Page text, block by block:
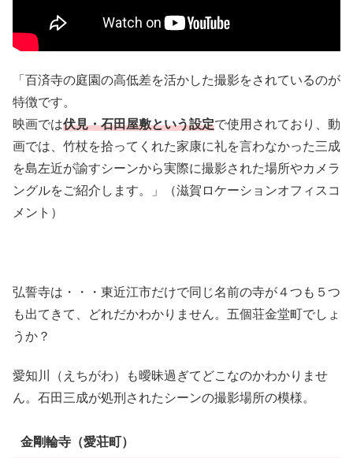
「百済寺の庭園の高低差を活かした撮影をされているのが
特徴です。
映画では伏見・石田屋敷という設定で使用されており、動
画では、竹杖を拾ってくれた家康に礼を言わなかった三成
を島左近が諭すシーンから実際に撮影された場所やカメラ
ングルをご紹介します。」（滋賀ロケーションオフィスコ
メント）
弘誓寺は・・・東近江市だけで同じ名前の寺が４つも５つ
も出てきて、どれだかわかりません。五個荘金堂町でしょ
うか？
愛知川（えちがわ）も曖昧過ぎてどこなのかわかりませ
ん。石田三成が処刑されたシーンの撮影場所の模様。
金剛輪寺（愛荘町）